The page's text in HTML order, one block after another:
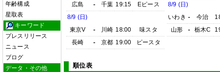
年齢構成
星取表
キーワード
プレスリリース
ニュース
ブログ
データ・その他
広島
- 千葉 19:15
Eピース
8/9 (日)
東京V
- 川崎 18:00
味スタ
長崎
- 京都 19:00 ピースタ
8/9 (日)
いわき - 今治
山形
- 栃木C
順位表